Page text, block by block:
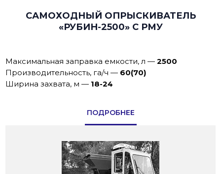
САМОХОДНЫЙ ОПРЫСКИВАТЕЛЬ
«РУБИН-2500» С РМУ
Максимальная заправка емкости, л —2500
Производительность, га/ч — 60(70)
Ширина захвата, м — 18-24
ПОДРОБНЕЕ